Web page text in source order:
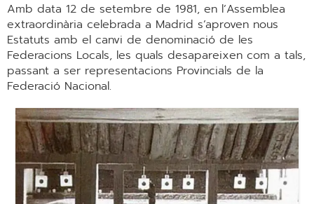
Amb data 12 de setembre de 1981, en l’Assemblea
extraordinària celebrada a Madrid s’aproven nous
Estatuts amb el canvi de denominació de les
Federacions Locals, les quals desapareixen com a tals,
passant a ser representacions Provincials de la
Federació Nacional.